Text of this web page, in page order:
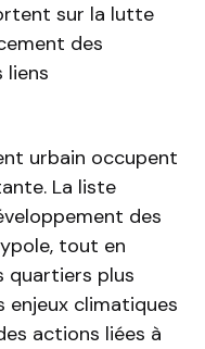
sur la lutte
des
liens
urbain occupent
La liste
des
tout en
quartiers plus
enjeux climatiques
actions liées à